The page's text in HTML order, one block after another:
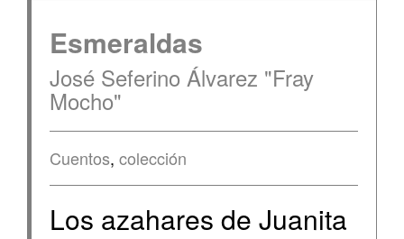
Esmeraldas
José Seferino Álvarez "Fray
Mocho"
Cuentos, colección
Los azahares de Juanita